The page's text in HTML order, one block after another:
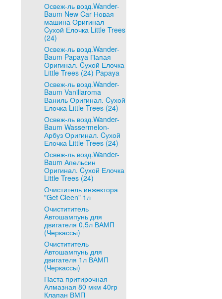
Освеж-ль возд.Wander-
Baum New Car Новая
машина Оригинал
Cухой Елочка Little Trees
(24)
Освеж-ль возд.Wander-
Baum Papaya Папая
Оригинал. Cухой Елочка
Little Trees (24) Papaya
Освеж-ль возд.Wander-
Baum Vanillaroma
Ваниль Оригинал. Cухой
Елочка Little Trees (24)
Освеж-ль возд.Wander-
Baum Wassermelon-
Арбуз Оригинал. Cухой
Елочка Little Trees (24)
Освеж-ль возд.Wander-
Baum Апельсин
Оригинал. Cухой Елочка
Little Trees (24)
Очиститель инжектора
"Get Cleen" 1л
Очистититель
Автошампунь для
двигателя 0,5л ВАМП
(Черкассы)
Очистититель
Автошампунь для
двигателя 1л ВАМП
(Черкассы)
Паста притирочная
Алмазная 80 мкм 40гр
Клапан ВМП